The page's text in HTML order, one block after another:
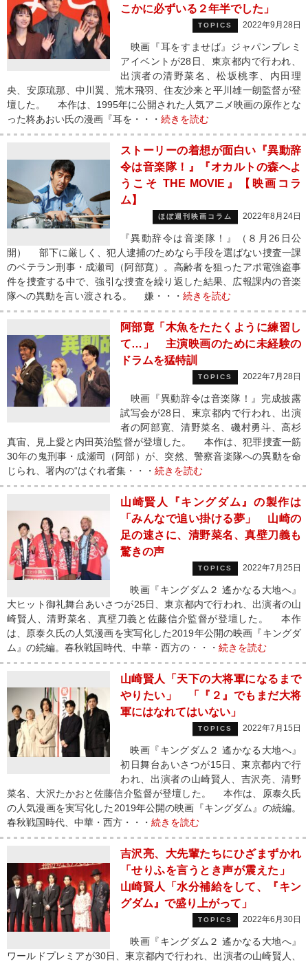
こかに必ずいる２年半でした」
TOPICS 2022年9月28日
映画『耳をすませば』ジャパンプレミ
アイベントが28日、東京都内で行われ、
出演者の清野菜名、松坂桃李、内田理
央、安原琉那、中川翼、荒木飛羽、住友沙来と平川雄一朗監督が登
壇した。 本作は、1995年に公開された人気アニメ映画の原作とな
った柊あおい氏の漫画『耳を・・・ 続きを読む
ストーリーの着想が面白い『異動辞
令は音楽隊！』『オカルトの森へよ
うこそ THE MOVIE』【映画コラ
ム】
ほぼ週刊映画コラム 2022年8月24日
『異動辞令は音楽隊！』（８月26日公
開） 部下に厳しく、犯人逮捕のためなら手段を選ばない捜査一課
のベテラン刑事・成瀬司（阿部寛）。高齢者を狙ったアポ電強盗事
件を捜査する中で、強引な捜査を繰り返した結果、広報課内の音楽
隊への異動を言い渡される。 嫌・・・ 続きを読む
阿部寛「木魚をたたくように練習し
て…」 主演映画のために未経験の
ドラムを猛特訓
TOPICS 2022年7月28日
映画『異動辞令は音楽隊！』完成披露
試写会が28日、東京都内で行われ、出演
者の阿部寛、清野菜名、磯村勇斗、高杉
真宙、見上愛と内田英治監督が登壇した。 本作は、犯罪捜査一筋
30年の鬼刑事・成瀬司（阿部）が、突然、警察音楽隊への異動を命
じられ、署内の“はぐれ者集・・・ 続きを読む
山崎賢人『キングダム』の製作は
「みんなで追い掛ける夢」 山崎の
足の速さに、清野菜名、真壁刀義も
驚きの声
TOPICS 2022年7月25日
映画『キングダム２ 遙かなる大地へ』
大ヒット御礼舞台あいさつが25日、東京都内で行われ、出演者の山
崎賢人、清野菜名、真壁刀義と佐藤信介監督が登壇した。 本作
は、原泰久氏の人気漫画を実写化した2019年公開の映画『キングダ
ム』の続編。春秋戦国時代、中華・西方の・・・ 続きを読む
山崎賢人「天下の大将軍になるまで
やりたい」 「『２』でもまだ大将
軍にはなれてはいない」
TOPICS 2022年7月15日
映画『キングダム２ 遙かなる大地へ』
初日舞台あいさつが15日、東京都内で行
われ、出演者の山崎賢人、吉沢亮、清野
菜名、大沢たかおと佐藤信介監督が登壇した。 本作は、原泰久氏
の人気漫画を実写化した2019年公開の映画『キングダム』の続編。
春秋戦国時代、中華・西方・・・ 続きを読む
吉沢亮、大先輩たちにひざまずかれ
「せりふを言うとき声が震えた」
山崎賢人「水分補給をして、『キン
グダム』で盛り上がって」
TOPICS 2022年6月30日
映画『キングダム２ 遙かなる大地へ』
ワールドプレミアが30日、東京都内で行われ、出演者の山崎賢人、